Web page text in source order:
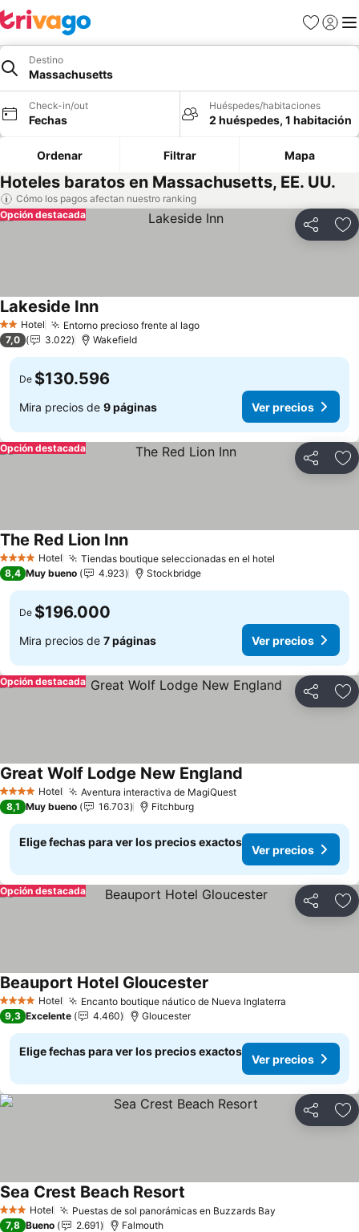
Favoritos
Iniciar
Destino
Massachusetts
Check-in/out
Fechas
Huéspedes/habitaciones
2 huéspedes, 1 habitación
Ordenar Filtrar Mapa
Hoteles baratos en Massachusetts, EE. UU.
Cómo los pagos afectan nuestro ranking
Compartir
Opción destacada
2 Estrellas
Hotel Entorno precioso frente al lagoVer precios
Lakeside InnVer precios
7,0 3.022 Wakefield
De $130.596
Mira precios de 9 páginas Ver precios
Compartir
Opción destacada
4 EstrellasHotel Tiendas boutique seleccionadas en el hotel
The Red Lion InnVer precios
8,4 Muy bueno 4.923 Stockbridge
De $196.000
Mira precios de 7 páginas Ver precios
Compartir
Opción destacada
4 EstrellasHotel Aventura interactiva de MagiQuestVer precios
Great Wolf Lodge New England
8,1 Muy bueno 16.703 Fitchburg
Elige fechas para ver los precios exactos
Ver precios
Compartir
Opción destacada
4 EstrellasHotel Encanto boutique náutico de Nueva Inglaterra
Beauport Hotel Gloucester
9,3 Excelente 4.460 Gloucester
Elige fechas para ver los precios exactos
Ver precios
Compartir
3 Estrellas
Hotel Puestas de sol panorámicas en Buzzards Bay
Sea Crest Beach Resort
7,8 Bueno 2.691 Falmouth